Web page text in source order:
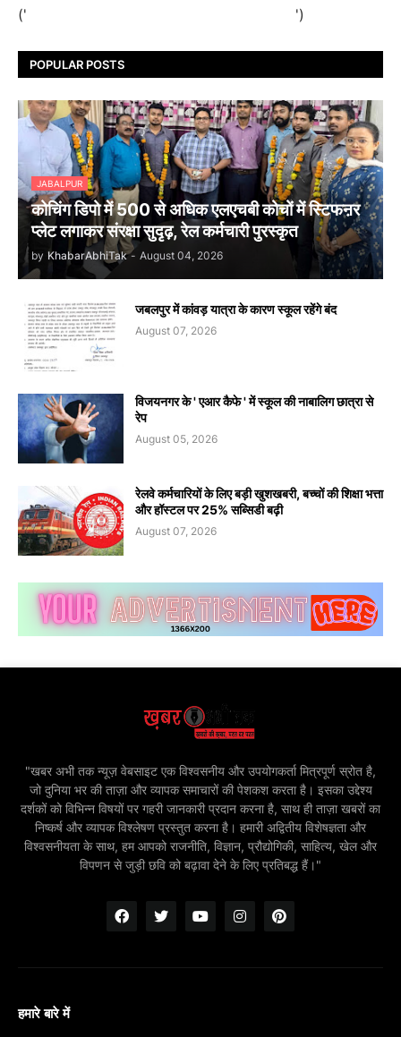
(' ')
POPULAR POSTS
JABALPUR
कोचिंग डिपो में 500 से अधिक एलएचबी कोचों में स्टिफऩर
प्लेट लगाकर संरक्षा सुदृढ़, रेल कर्मचारी पुरस्कृत
by KhabarAbhiTak - August 04, 2026
जबलपुर में कांवड़ यात्रा के कारण स्कूल रहेंगे बंद
August 07, 2026
विजयनगर के ' एआर कैफे ' में स्कूल की नाबालिग छात्रा से
रेप
August 05, 2026
रेलवे कर्मचारियों के लिए बड़ी खुशखबरी, बच्चों की शिक्षा भत्ता
और हॉस्टल पर 25% सब्सिडी बढ़ी
August 07, 2026
"खबर अभी तक न्यूज़ वेबसाइट एक विश्वसनीय और उपयोगकर्ता मित्रपूर्ण स्रोत है,
जो दुनिया भर की ताज़ा और व्यापक समाचारों की पेशकश करता है। इसका उद्देश्य
दर्शकों को विभिन्न विषयों पर गहरी जानकारी प्रदान करना है, साथ ही ताज़ा खबरों का
निष्कर्ष और व्यापक विश्लेषण प्रस्तुत करना है। हमारी अद्वितीय विशेषज्ञता और
विश्वसनीयता के साथ, हम आपको राजनीति, विज्ञान, प्रौद्योगिकी, साहित्य, खेल और
विपणन से जुड़ी छवि को बढ़ावा देने के लिए प्रतिबद्ध हैं।"
हमारे बारे में